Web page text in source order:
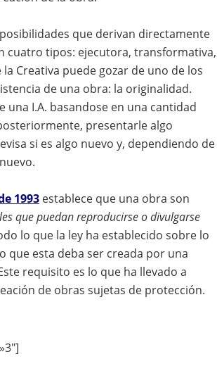
que derivan directamente
cuatro tipos: ejecutora, transformativa,
Creativa puede gozar de uno de los
de una obra: la originalidad.
una I.A. basandose en una cantidad
presentarle algo
si es algo nuevo y, dependiendo de
1993 establece que una obra son
que puedan reproducirse o divulgarse
lo que la ley ha establecido sobre lo
que esta deba ser creada por una
requisito es lo que ha llevado a
de obras sujetas de protección.